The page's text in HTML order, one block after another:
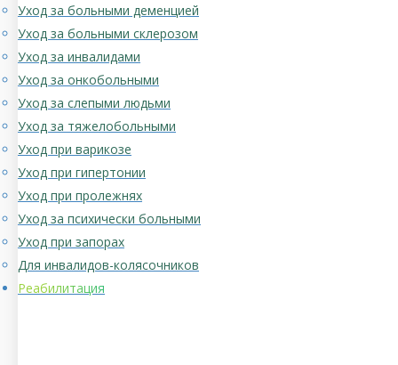
Уход за больными деменцией
Уход за больными склерозом
Уход за инвалидами
Уход за онкобольными
Уход за слепыми людьми
Уход за тяжелобольными
Уход при варикозе
Уход при гипертонии
Уход при пролежнях
Уход за психически больными
Уход при запорах
Для инвалидов-колясочников
Реабилитация